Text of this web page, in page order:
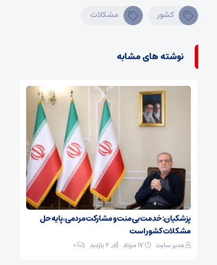
کشور مشکلات
نوشته های مشابه
پزشکیان: خدمت بی‌منت و مشارکت مردمی، پایه حل
مشکلات کشور است
مدیر سایت ۰